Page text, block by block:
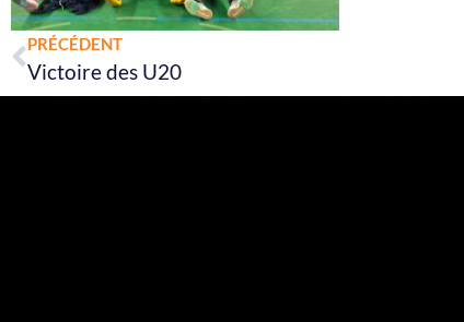
Prev
PRÉCÉDENT
Victoire des U20